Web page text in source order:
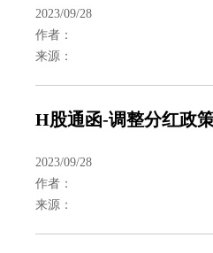
2023/09/28
作者：
来源：
2023/09/28
作者：
来源：